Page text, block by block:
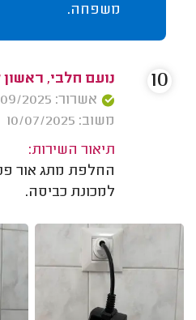
משפחה.
נועם חלבי, ראשון
אשרור: 14/09/2025
משוב: 10/07/2025
תיאור השירות:
החלפת מתג אור
למכונת כביסה.
10